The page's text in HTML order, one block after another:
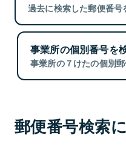
過去に検索した郵便番号
事業所の個別番号を
事業所の７けたの個別
郵便番号検索